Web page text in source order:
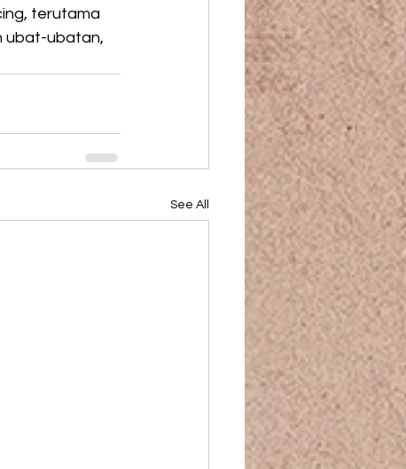
terutama
ubat-ubatan,
See All